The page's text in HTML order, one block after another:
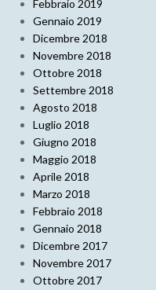
Febbraio 2019
Gennaio 2019
Dicembre 2018
Novembre 2018
Ottobre 2018
Settembre 2018
Agosto 2018
Luglio 2018
Giugno 2018
Maggio 2018
Aprile 2018
Marzo 2018
Febbraio 2018
Gennaio 2018
Dicembre 2017
Novembre 2017
Ottobre 2017